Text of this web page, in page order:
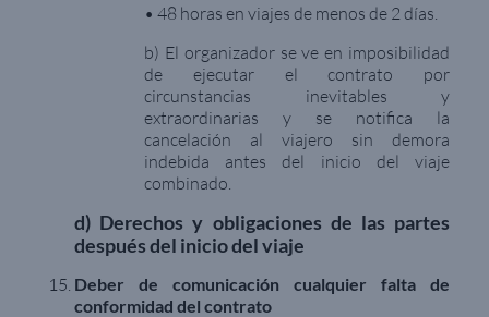
• 48 horas en viajes de menos de 2 días.
b) El organizador se ve en imposibilidad
de ejecutar el contrato por
circunstancias inevitables y
extraordinarias y se notifica la
cancelación al viajero sin demora
indebida antes del inicio del viaje
combinado.
d) Derechos y obligaciones de las partes
después del inicio del viaje
Deber de comunicación cualquier falta de
conformidad del contrato